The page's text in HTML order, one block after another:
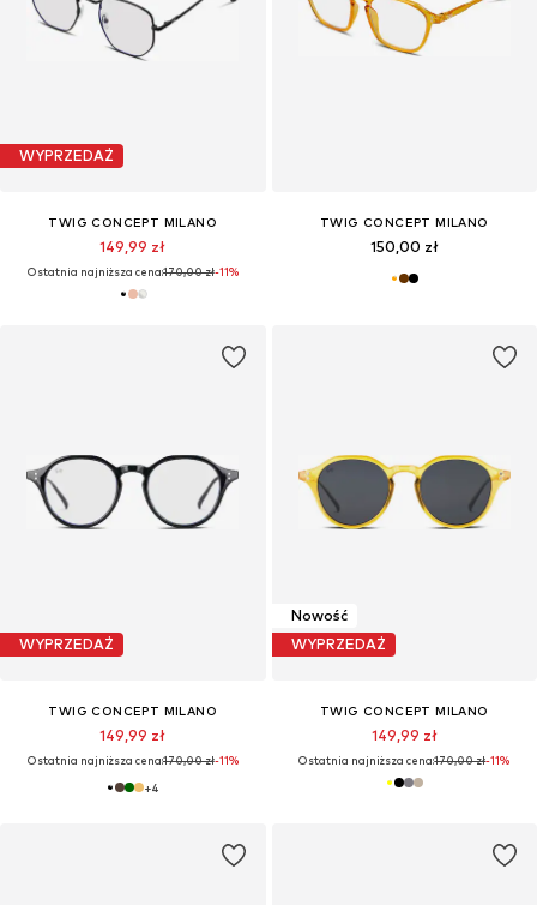
WYPRZEDAŻ
TWIG CONCEPT MILANO
149,99 zł
Ostatnia najniższa cena:170,00 zł-11%
TWIG CONCEPT MILANO
150,00 zł
WYPRZEDAŻ
TWIG CONCEPT MILANO
149,99 zł
Ostatnia najniższa cena:170,00 zł-11%
+4
Nowość
WYPRZEDAŻ
TWIG CONCEPT MILANO
149,99 zł
Ostatnia najniższa cena:170,00 zł-11%